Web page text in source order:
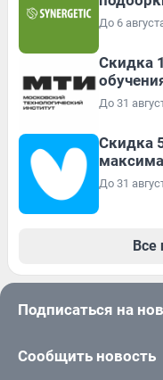
До 6
Скидка
До 31
Скидка
До 31
Все
Подписаться на
Сообщить новость